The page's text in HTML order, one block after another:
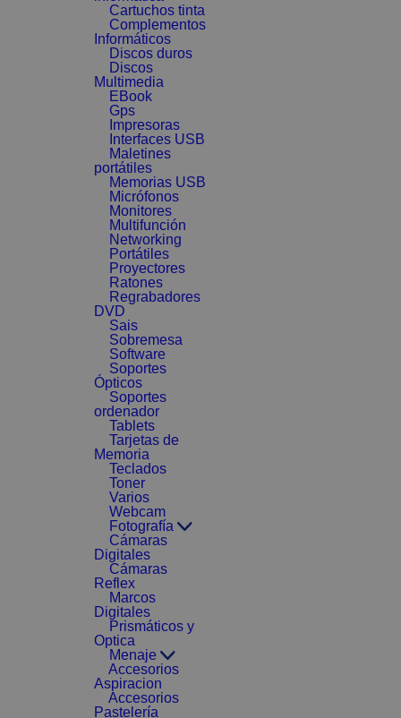
Cartuchos tinta
Complementos
Informáticos
Discos duros
Discos
Multimedia
EBook
Gps
Impresoras
Interfaces USB
Maletines
portátiles
Memorias USB
Micrófonos
Monitores
Multifunción
Networking
Portátiles
Proyectores
Ratones
Regrabadores
DVD
Sais
Sobremesa
Software
Soportes
Ópticos
Soportes
ordenador
Tablets
Tarjetas de
Memoria
Teclados
Toner
Varios
Webcam
Fotografía
Cámaras
Digitales
Cámaras
Reflex
Marcos
Digitales
Prismáticos y
Optica
Menaje
Accesorios
Aspiracion
Accesorios
Pastelería